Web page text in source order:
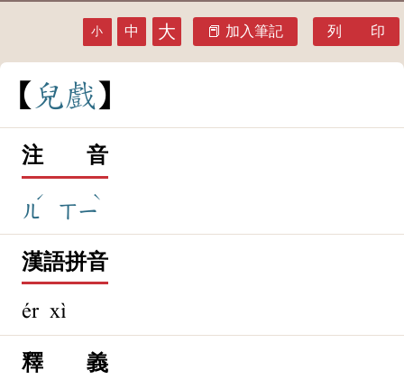
小 中 大 加入筆記 列 印
兒戲
注 音
ㄦ
ˊ
ㄒㄧ
ˋ
漢語拼音
ér xì
釋 義